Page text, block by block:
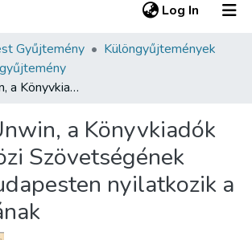
Log In (current)
Gyűjtemény
Különgyűjtemények
Stanley Unwin, a Könyvkiadók Nemzetközi Szövetségének elnöke Budapesten nyilatkozik a Népszavának
a Könyvkiadók
Szövetségének
nyilatkozik a